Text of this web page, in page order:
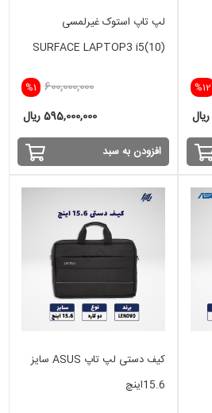
%12
لپ تاپ استوک غیرلمسی
SURFACE LAPTOP3 i5(10)
%1 600,000,000
595,000,000 ریال
افزودن به سبد
کیف دستی لپ تاپ ASUS سایز
15.6اینچ